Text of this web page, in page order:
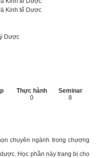
Kinh tế Dược
Dược
Thực hành
Seminar
0
8
chuyên ngành trong chương
Học phần này trang bị cho